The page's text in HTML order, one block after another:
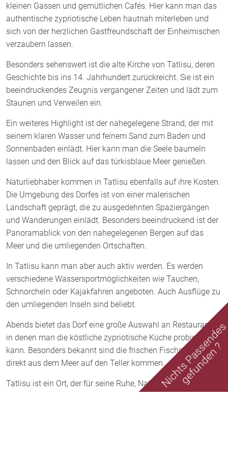
kleinen Gassen und gemütlichen Cafés. Hier kann man das
authentische zypriotische Leben hautnah miterleben und
sich von der herzlichen Gastfreundschaft der Einheimischen
verzaubern lassen.
Besonders sehenswert ist die alte Kirche von Tatlisu, deren
Geschichte bis ins 14. Jahrhundert zurückreicht. Sie ist ein
beeindruckendes Zeugnis vergangener Zeiten und lädt zum
Staunen und Verweilen ein.
Ein weiteres Highlight ist der nahegelegene Strand, der mit
seinem klaren Wasser und feinem Sand zum Baden und
Sonnenbaden einlädt. Hier kann man die Seele baumeln
lassen und den Blick auf das türkisblaue Meer genießen.
Naturliebhaber kommen in Tatlisu ebenfalls auf ihre Kosten.
Die Umgebung des Dorfes ist von einer malerischen
Landschaft geprägt, die zu ausgedehnten Spaziergängen
und Wanderungen einlädt. Besonders beeindruckend ist der
Panoramablick von den nahegelegenen Bergen auf das
Meer und die umliegenden Ortschaften.
In Tatlisu kann man aber auch aktiv werden. Es werden
verschiedene Wassersportmöglichkeiten wie Tauchen,
Schnorcheln oder Kajakfahren angeboten. Auch Ausflüge zu
den umliegenden Inseln sind beliebt.
Abends bietet das Dorf eine große Auswahl an Restaurants,
in denen man die köstliche zypriotische Küche probieren
kann. Besonders bekannt sind die frischen Fischgerichte, die
direkt aus dem Meer auf den Teller kommen.
Tatlisu ist ein Ort, der für seine Ruhe, Natur und
Nichtsgefunden ?